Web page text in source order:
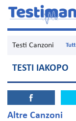
Testi Canzoni
TESTI IAKOPO
Altre Canzoni